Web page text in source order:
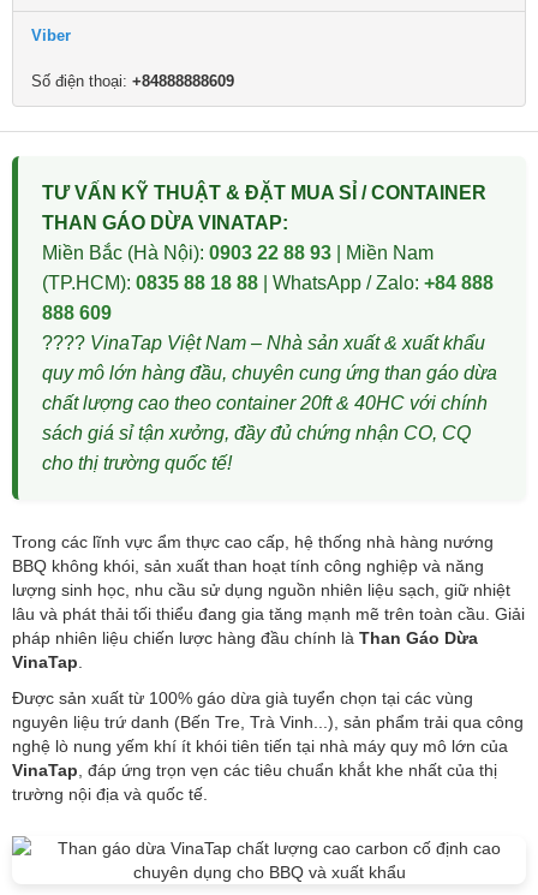
Viber
Số điện thoại: +84888888609
TƯ VẤN KỸ THUẬT & ĐẶT MUA SỈ / CONTAINER
THAN GÁO DỪA VINATAP:
Miền Bắc (Hà Nội): 0903 22 88 93 | Miền Nam
(TP.HCM): 0835 88 18 88 | WhatsApp / Zalo: +84 888
888 609
???? VinaTap Việt Nam – Nhà sản xuất & xuất khẩu
quy mô lớn hàng đầu, chuyên cung ứng than gáo dừa
chất lượng cao theo container 20ft & 40HC với chính
sách giá sỉ tận xưởng, đầy đủ chứng nhận CO, CQ
cho thị trường quốc tế!
Trong các lĩnh vực ẩm thực cao cấp, hệ thống nhà hàng nướng
BBQ không khói, sản xuất than hoạt tính công nghiệp và năng
lượng sinh học, nhu cầu sử dụng nguồn nhiên liệu sạch, giữ nhiệt
lâu và phát thải tối thiểu đang gia tăng mạnh mẽ trên toàn cầu. Giải
pháp nhiên liệu chiến lược hàng đầu chính là Than Gáo Dừa
VinaTap
Được sản xuất từ 100% gáo dừa già tuyển chọn tại các vùng
nguyên liệu trứ danh (Bến Tre, Trà Vinh...), sản phẩm trải qua công
nghệ lò nung yếm khí ít khói tiên tiến tại nhà máy quy mô lớn của
VinaTap , đáp ứng trọn vẹn các tiêu chuẩn khắt khe nhất của thị
trường nội địa và quốc tế.